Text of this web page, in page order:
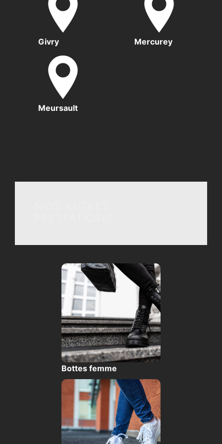
Givry Mercurey
Meursault
Bottes femme